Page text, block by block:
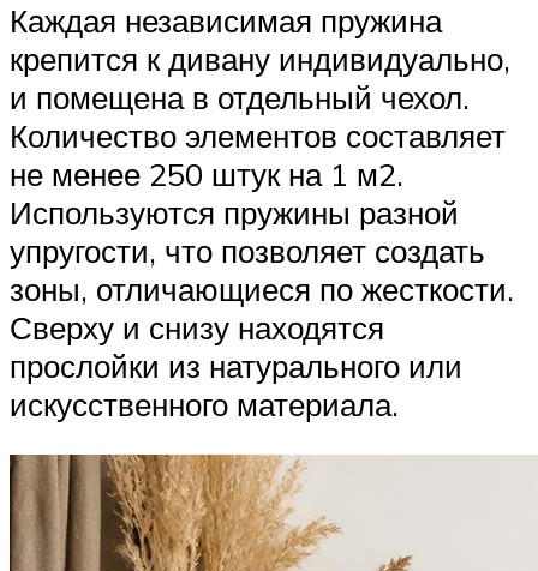
Каждая независимая пружина
крепится к дивану индивидуально,
и помещена в отдельный чехол.
Количество элементов составляет
не менее 250 штук на 1 м2.
Используются пружины разной
упругости, что позволяет создать
зоны, отличающиеся по жесткости.
Сверху и снизу находятся
прослойки из натурального или
искусственного материала.